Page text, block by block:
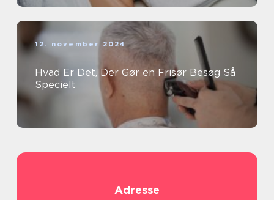
12. november 2024
Hvad Er Det, Der Gør en Frisør Besøg Så
Specielt
Adresse